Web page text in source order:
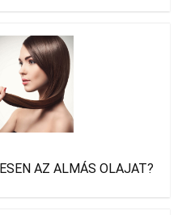
AZ ALMÁS OLAJAT?